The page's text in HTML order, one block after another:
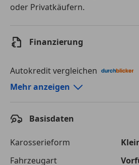
oder Privatkäufern.
Finanzierung
Autokredit vergleichen
Autokredit-Rechner von
Laufzeit
120
Mehr anzeigen
Basisdaten
Karosserieform
Fahrzeugart